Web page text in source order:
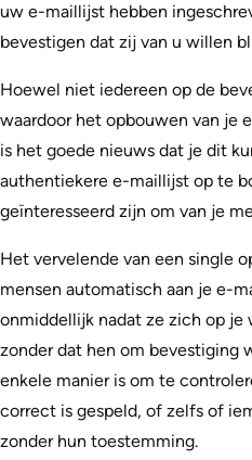
uw e-maillijst hebben
bevestigen dat zij van u willen
Hoewel niet iedereen op de
waardoor het opbouwen van je
is het goede nieuws dat je dit
authentiekere e-maillijst op te
geïnteresseerd zijn om van je
Het vervelende van een single
mensen automatisch aan je e-
onmiddellijk nadat ze zich op je
zonder dat hen om bevestiging
enkele manier is om te
correct is gespeld, of zelfs of
zonder hun toestemming.